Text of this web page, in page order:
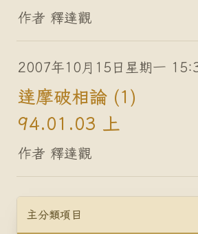
主分類項目
作者 釋達觀
2007年10月15日星期一
達摩破相論 (1)
94.01.03 上
作者 釋達觀